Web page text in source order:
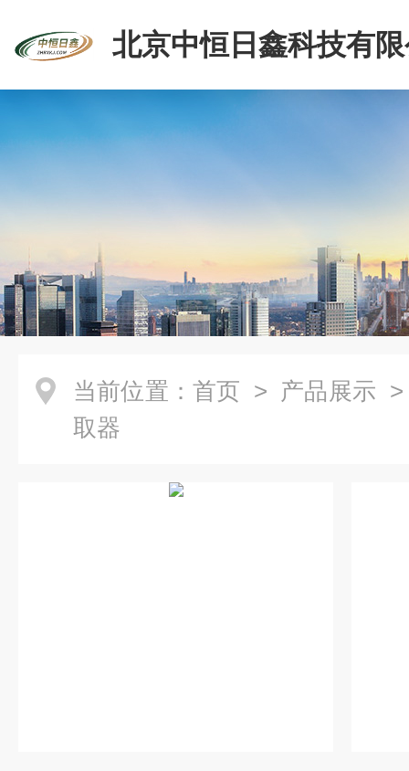
北京中恒日鑫科技有
当前位置： 首页 > 产品展示
取器